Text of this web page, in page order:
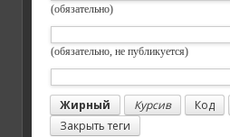
(обязательно)
(обязательно, не публикуется)
Жирный Курсив Код
Закрыть теги